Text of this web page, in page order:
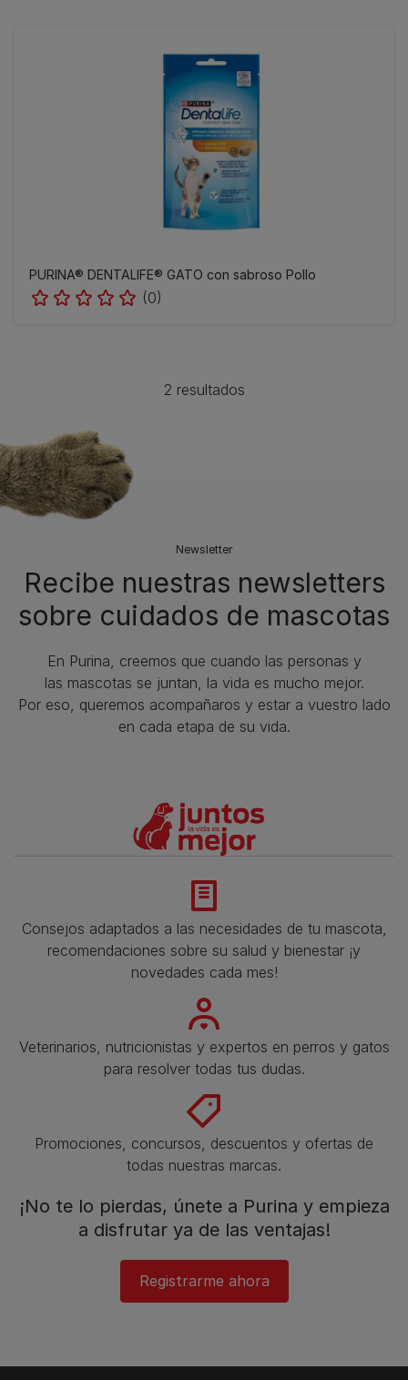
PURINA® DENTALIFE® GATO con sabroso Pollo
(0)
2 resultados
Newsletter
Recibe nuestras newsletters
sobre cuidados de mascotas​
En Purina, creemos que cuando las personas y
las mascotas se juntan, la vida es mucho mejor.
Por eso, queremos acompañaros y estar a vuestro lado
en cada etapa de su vida.​
Consejos adaptados a las necesidades de tu mascota,
recomendaciones sobre su salud y bienestar ¡y
novedades cada mes!
Veterinarios, nutricionistas y expertos en perros y gatos
para resolver todas tus dudas.​
Promociones, concursos, descuentos y ofertas de
todas nuestras marcas.​
¡No te lo pierdas, únete a Purina y empieza
a disfrutar ya de las ventajas!​
Registrarme ahora​